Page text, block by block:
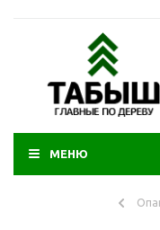
МЕНЮ